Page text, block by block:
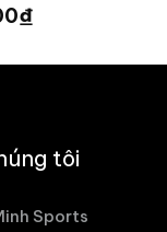
₫.
₫
là:
tôi
Sports